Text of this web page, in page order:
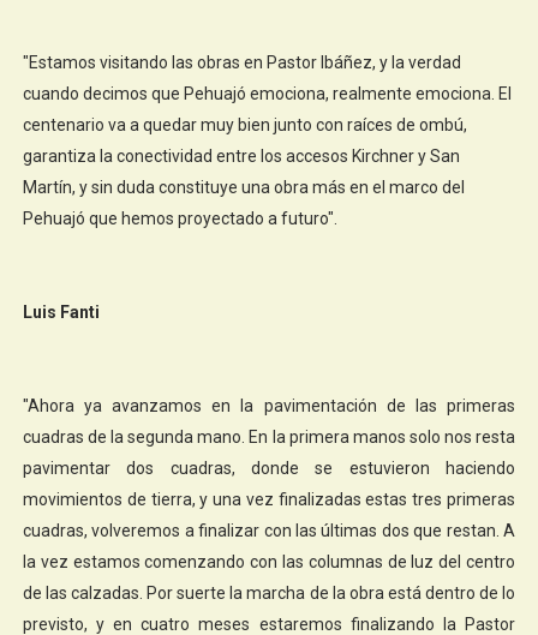
"Estamos visitando las obras en Pastor Ibáñez, y la verdad
cuando decimos que Pehuajó emociona, realmente emociona. El
centenario va a quedar muy bien junto con raíces de ombú,
garantiza la conectividad entre los accesos Kirchner y San
Martín, y sin duda constituye una obra más en el marco del
Pehuajó que hemos proyectado a futuro".
Luis Fanti
"Ahora ya avanzamos en la pavimentación de las primeras
cuadras de la segunda mano. En la primera manos solo nos resta
pavimentar dos cuadras, donde se estuvieron haciendo
movimientos de tierra, y una vez finalizadas estas tres primeras
cuadras, volveremos a finalizar con las últimas dos que restan. A
la vez estamos comenzando con las columnas de luz del centro
de las calzadas. Por suerte la marcha de la obra está dentro de lo
previsto, y en cuatro meses estaremos finalizando la Pastor